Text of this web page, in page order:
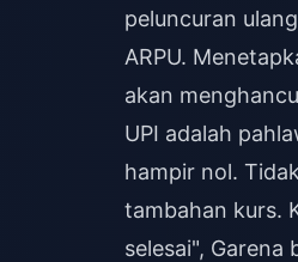
peluncuran
ARPU.
akan
UPI adalah
hampir nol.
tambahan kurs.
selesai",